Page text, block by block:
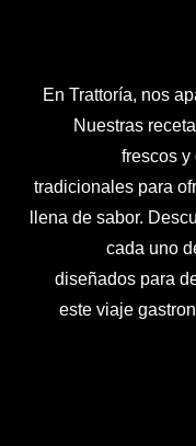
En Trattoría, nos
Nuestras
frescos y
tradicionales para
llena de sabor.
cada uno
diseñados para
este viaje